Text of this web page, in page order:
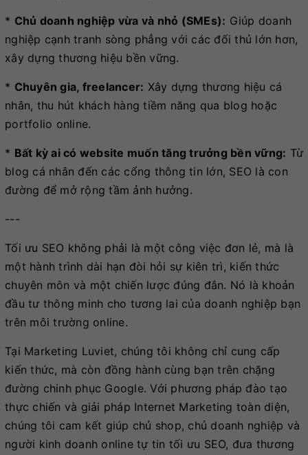
* Chủ doanh nghiệp vừa và nhỏ (SMEs): Giúp doanh
nghiệp cạnh tranh sòng phẳng với các đối thủ lớn hơn,
xây dựng thương hiệu bền vững.
* Chuyên gia, freelancer: Xây dựng thương hiệu cá
nhân, thu hút khách hàng tiềm năng qua blog hoặc
portfolio online.
* Bất kỳ ai có website muốn tăng trưởng bền vững: Từ
blog cá nhân đến các cổng thông tin lớn, SEO là con
đường để mở rộng tầm ảnh hưởng.
---
Tối ưu SEO không phải là một công việc đơn lẻ, mà là
một hành trình dài hạn đòi hỏi sự kiên trì, kiến thức
chuyên môn và một chiến lược đúng đắn. Nó là khoản
đầu tư thông minh cho tương lai của doanh nghiệp bạn
trên môi trường online.
Tại Marketing Luviet, chúng tôi không chỉ cung cấp
kiến thức, mà còn đồng hành cùng bạn trên chặng
đường chinh phục Google. Với phương pháp đào tạo
thực chiến và giải pháp Internet Marketing toàn diện,
chúng tôi cam kết giúp chủ shop, chủ doanh nghiệp và
người kinh doanh online tự tin tối ưu SEO, đưa thương